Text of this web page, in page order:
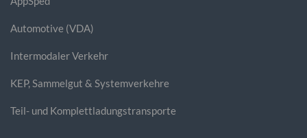
Automotive (VDA)
Intermodaler Verkehr
KEP, Sammelgut & Systemverkehre
Teil- und Komplettladungstransporte